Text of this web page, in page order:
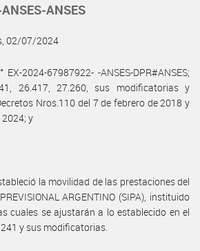
ANSES
02/07/2024
EX-2024-67987922- -ANSES-DPR#ANSES;
26.417, 27.260, sus modificatorias y
Nros.110 del 7 de febrero de 2018 y
y
la movilidad de las prestaciones del
ARGENTINO (SIPA), instituido
cuales se ajustarán a lo establecido en el
y sus modificatorias.